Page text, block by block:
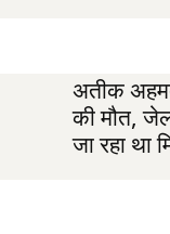
अतीक
की मौत,
जा रहा था